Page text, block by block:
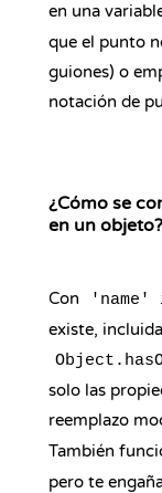
en una
que el punto
guiones) o
notación de
¿Cómo se
en un objeto?
Con 'name'
existe,
solo las
reemplazo
También
pero te